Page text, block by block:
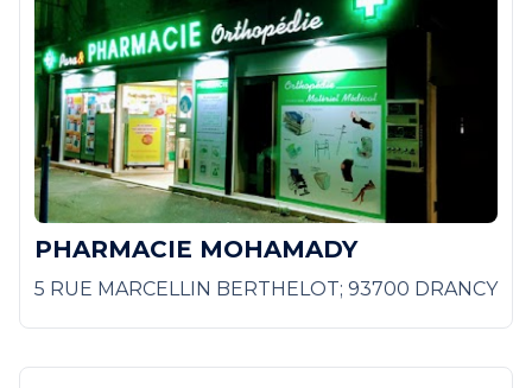
PHARMACIE MOHAMADY
5 RUE MARCELLIN BERTHELOT; 93700 DRANCY